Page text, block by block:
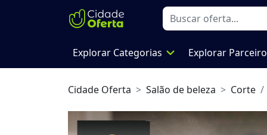
Explorar Categorias expand_more Explorar
Cidade Oferta Salão de beleza Corte